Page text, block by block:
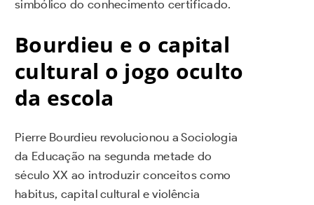
simbólico do conhecimento certificado.
Bourdieu e o capital
cultural o jogo oculto
da escola
Pierre Bourdieu revolucionou a Sociologia
da Educação na segunda metade do
século XX ao introduzir conceitos como
habitus, capital cultural e violência